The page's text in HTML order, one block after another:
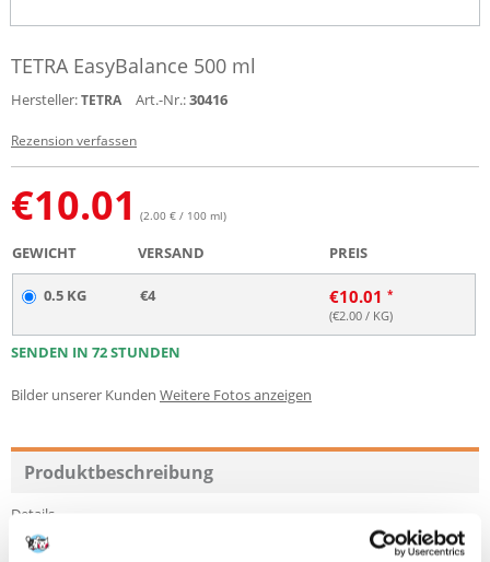
TETRA EasyBalance 500 ml
Hersteller:TETRA Art.-Nr.:30416
Rezension verfassen
€10.01 (2.00 € / 100 ml)
GEWICHT VERSAND PREIS
0.5 KG €4 €10.01
(€2.00 / KG)
SENDEN IN 72 STUNDEN
Bilder unserer Kunden Weitere Fotos anzeigen
Produktbeschreibung
Details
Stabilisiert die wichtigsten Wasserwerte Karbonathärte (KH) und pH